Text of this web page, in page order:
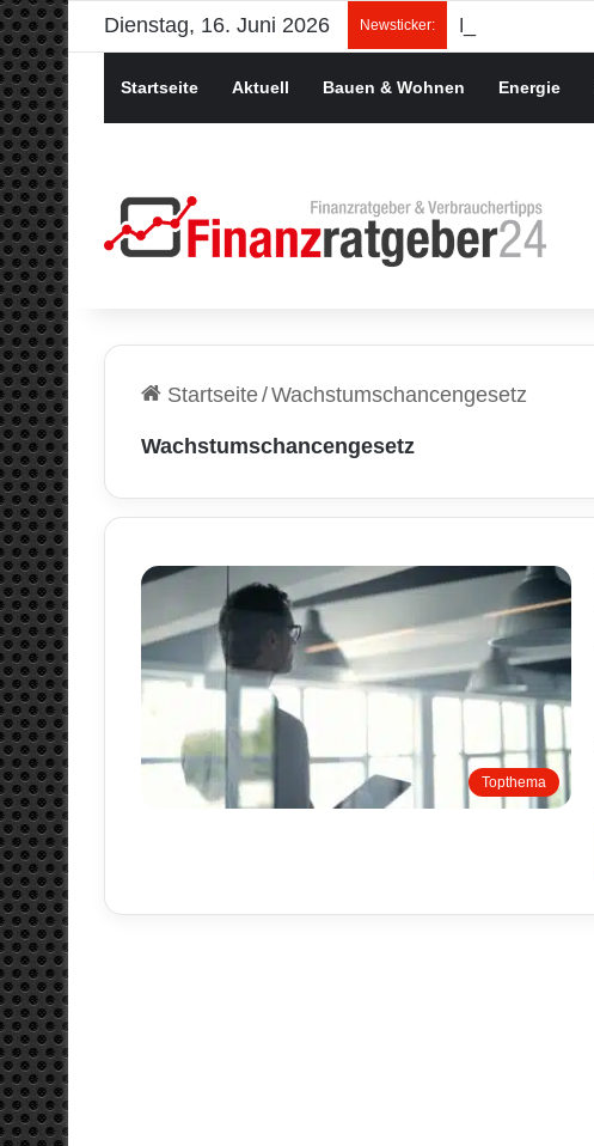
Dienstag, 16. Juni 2026 Newsticker:
Startseite Aktuell Bauen & Wohnen Energie
Startseite/Wachstumschancengesetz
Wachstumschancengesetz
Topthema